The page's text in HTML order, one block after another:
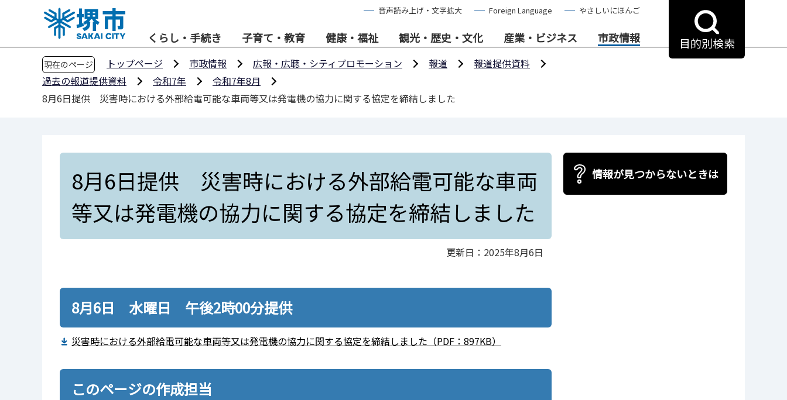
音声読み上げ・文字拡大 Foreign Language やさしいにほんご
くらし・手続き 子育て・教育 健康・福祉 観光・歴史・文化 産業・ビジネス 市政情報 目的別検索
現在のページ トップページ 市政情報 広報・広聴・シティプロモーション 報道
報道提供資料
過去の報道提供資料
令和7年
令和7年8月
8月6日提供 災害時における外部給電可能な車両等又は発電機の協力に関する協定を締結しました
8月6日提供 災害時における外部給電可能な車両
等又は発電機の協力に関する協定を締結しました
更新日：2025年8月6日
8月6日 水曜日 午後2時00分提供
災害時における外部給電可能な車両等又は発電機の協力に関する協定を締結しました（PDF：897KB）
このページの作成担当
情報が見つからないときは